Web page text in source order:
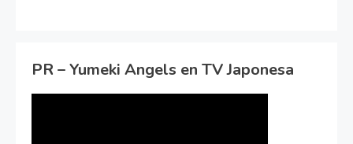
PR – Yumeki Angels en TV Japonesa